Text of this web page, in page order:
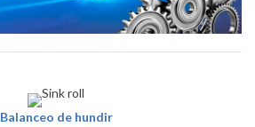
Balanceo de hundir